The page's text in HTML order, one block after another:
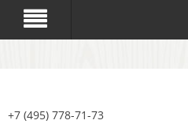
+7 (495) 778-71-73